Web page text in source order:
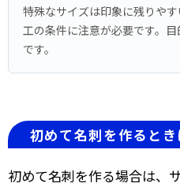
特殊なサイズは印象に残りや
工の条件に注意が必要です。
です。
初めて名刺を作ると
初めて名刺を作る場合は、